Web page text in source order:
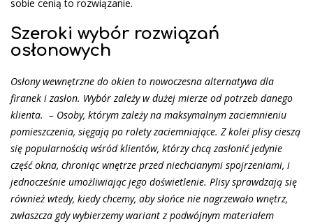
sobie cenią to rozwiązanie.
Szeroki wybór rozwiązań
osłonowych
Osłony wewnętrzne do okien to nowoczesna alternatywa dla
firanek i zasłon. Wybór zależy w dużej mierze od potrzeb danego
klienta. – Osoby, którym zależy na maksymalnym zaciemnieniu
pomieszczenia, sięgają po rolety zaciemniające. Z kolei plisy cieszą
się popularnością wśród klientów, którzy chcą zasłonić jedynie
część okna, chroniąc wnętrze przed niechcianymi spojrzeniami, i
jednocześnie umożliwiając jego doświetlenie. Plisy sprawdzają się
również wtedy, kiedy chcemy, aby słońce nie nagrzewało wnętrz,
zwłaszcza gdy wybierzemy wariant z podwójnym materiałem